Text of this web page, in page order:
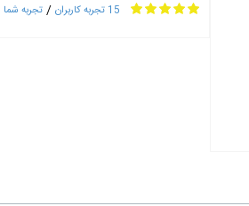
15 تجربه کاربران / تجربه شما